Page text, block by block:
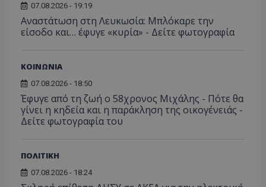
07.08.2026 - 19:19
Αναστάτωση στη Λευκωσία: Μπλόκαρε την
είσοδο και… έφυγε «κυρία» - Δείτε φωτογραφία
ΚΟΙΝΩΝΙΑ
07.08.2026 - 18:50
Έφυγε από τη ζωή ο 58χρονος Μιχάλης - Πότε θα
γίνει η κηδεία και η παράκληση της οικογένειάς -
Δείτε φωτογραφία του
ΠΟΛΙΤΙΚΗ
07.08.2026 - 18:24